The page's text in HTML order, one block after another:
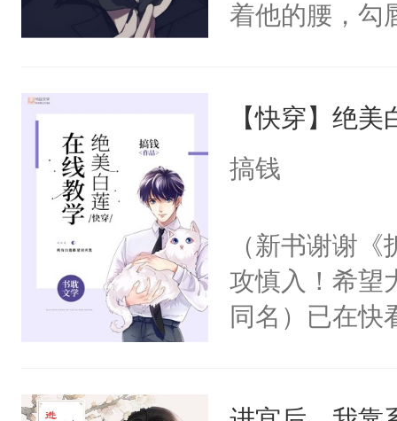
着他的腰，勾
来，给老公
用力——为你
【快穿】绝
搞钱
（新书谢谢
攻慎入！希望
同名）已在快